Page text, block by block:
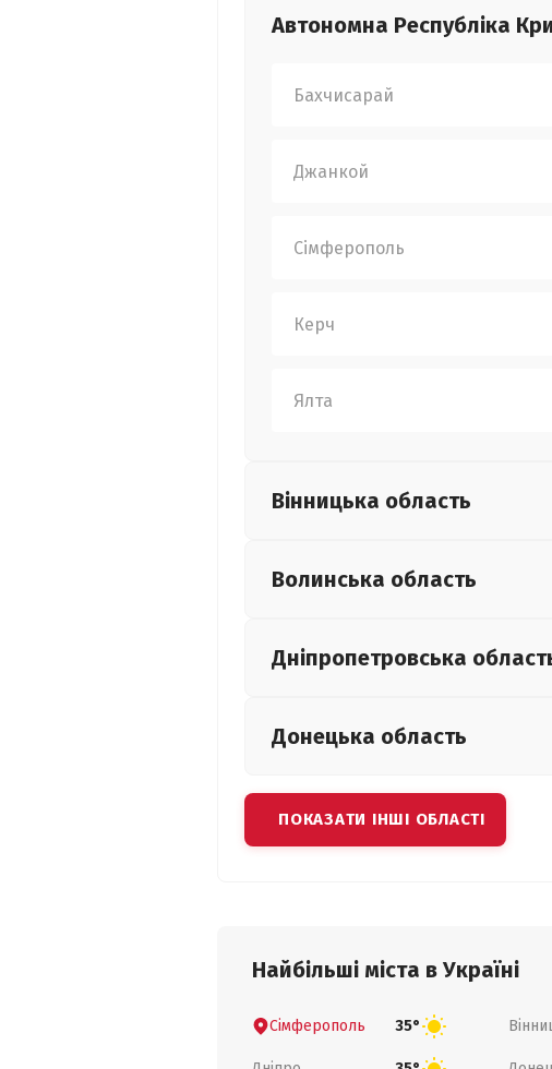
Автономна Республіка
Бахчисарай
Джанкой
Сімферополь
Керч
Ялта
Вінницька область
Волинська область
Дніпропетровська
Донецька область
ПОКАЗАТИ ІНШІ ОБЛАСТІ
Найбільші міста в Україні
Сімферополь 35°